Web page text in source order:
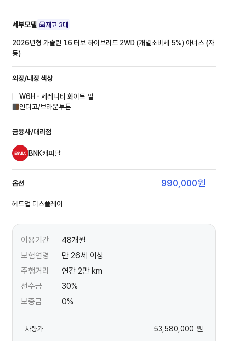
세부모델 재고 3대
2026년형 가솔린 1.6 터보 하이브리드 2WD (개별소비세 5%)아너스 (자
동)
외장/내장색상
W6H - 세레니티 화이트 펄
인디고/브라운투톤
금융사/대리점
BNK캐피탈
옵션 990,000원
헤드업 디스플레이
이용기간
48개월
보험연령
만 26세 이상
주행거리
연간 2만 km
선수금
30%
보증금
0%
차량가 53,580,000 원